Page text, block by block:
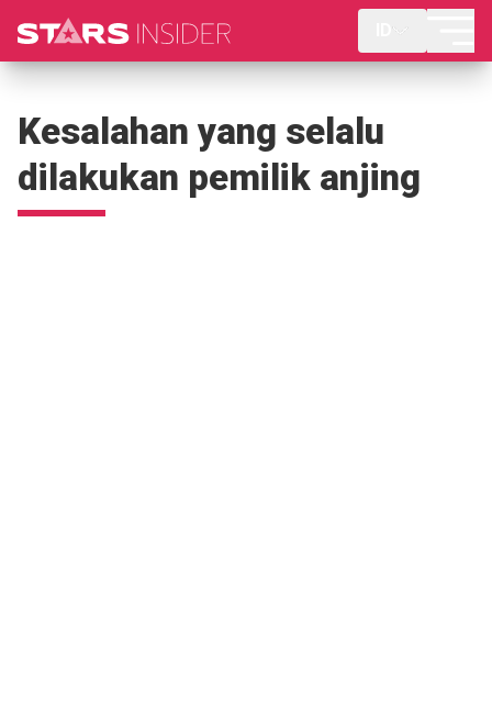
Kesalahan yang selalu
dilakukan pemilik anjing